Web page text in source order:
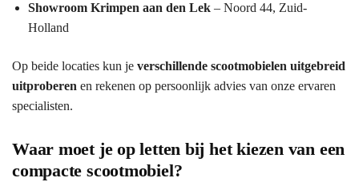
Showroom Krimpen aan den Lek – Noord 44, Zuid-
Holland
Op beide locaties kun je verschillende scootmobielen uitgebreid
uitproberen en rekenen op persoonlijk advies van onze ervaren
specialisten.
Waar moet je op letten bij het kiezen van een
compacte scootmobiel?